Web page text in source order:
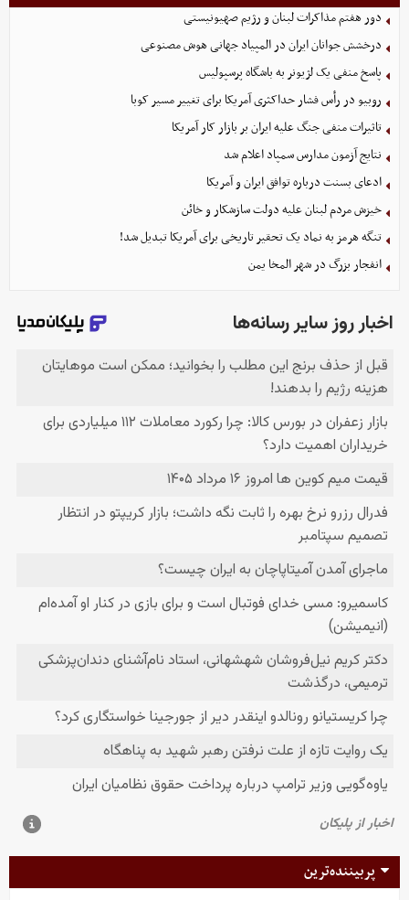
دور هفتم مذاکرات لبنان و رژیم صهیونیستی
درخشش جوانان ایران در المپیاد جهانی هوش مصنوعی
پاسخ منفی یک لژیونر به باشگاه پرسپولیس
روبیو در رأس فشار حداکثری آمریکا برای تغییر مسیر کوبا
تاثیرات منفی جنگ علیه ایران بر بازار کار آمریکا
نتایج آزمون مدارس سمپاد اعلام شد
ادعای بسنت درباره توافق ایران و آمریکا
خیزش مردم لبنان علیه دولت سازشکار و خائن
تنگه هرمز به نماد یک تحقیر تاریخی برای آمریکا تبدیل شد!
انفجار بزرگ در شهر المخا یمن
پربیننده‌ترین